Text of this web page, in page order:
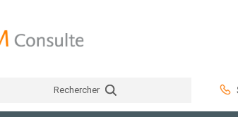
Rechercher